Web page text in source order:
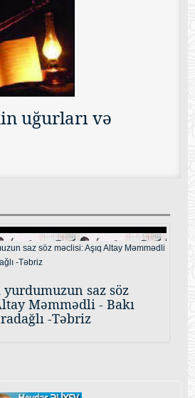
uğurları və
yurdumuzun saz söz
Məmmədli - Bakı
-Təbriz